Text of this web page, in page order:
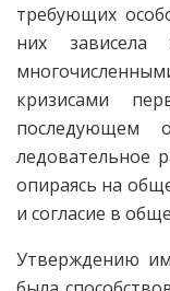
требующих
них зависела
кризисами
последующем
ледовательное
опираясь на
и согласие в
Утверждению